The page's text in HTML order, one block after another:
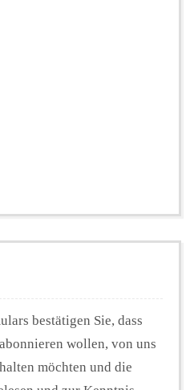
bestätigen Sie, dass
wollen, von uns
möchten und die